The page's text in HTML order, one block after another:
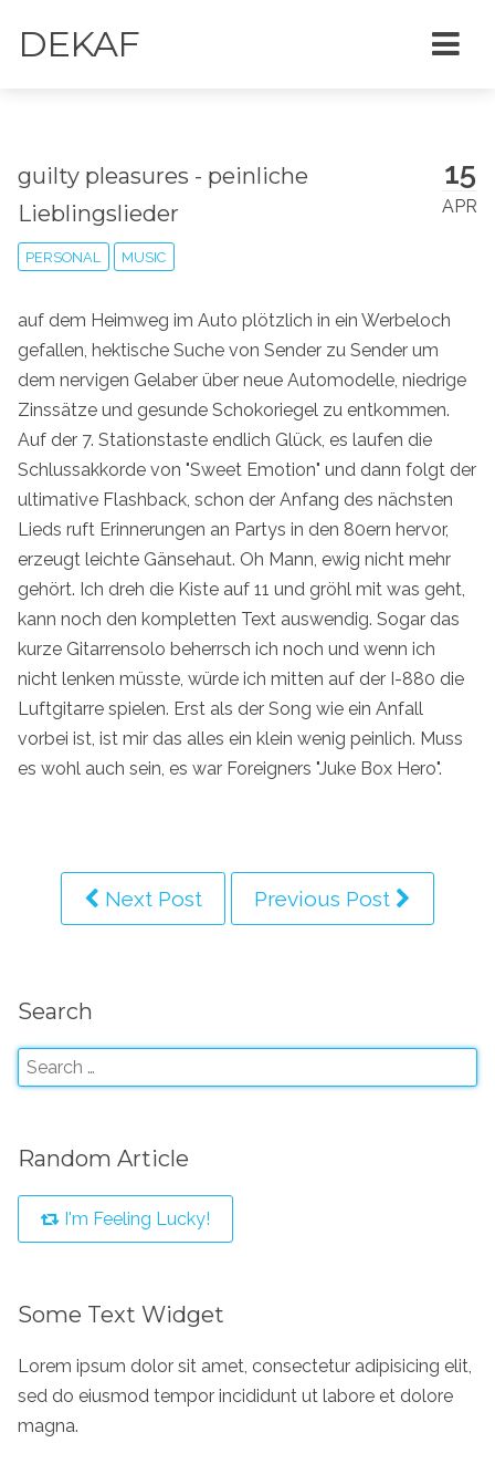
DEKAF
15
APR
guilty pleasures - peinliche
Lieblingslieder
PERSONAL MUSIC
auf dem Heimweg im Auto plötzlich in ein Werbeloch
gefallen, hektische Suche von Sender zu Sender um
dem nervigen Gelaber über neue Automodelle, niedrige
Zinssätze und gesunde Schokoriegel zu entkommen.
Auf der 7. Stationstaste endlich Glück, es laufen die
Schlussakkorde von "Sweet Emotion" und dann folgt der
ultimative Flashback, schon der Anfang des nächsten
Lieds ruft Erinnerungen an Partys in den 80ern hervor,
erzeugt leichte Gänsehaut. Oh Mann, ewig nicht mehr
gehört. Ich dreh die Kiste auf 11 und gröhl mit was geht,
kann noch den kompletten Text auswendig. Sogar das
kurze Gitarrensolo beherrsch ich noch und wenn ich
nicht lenken müsste, würde ich mitten auf der I-880 die
Luftgitarre spielen. Erst als der Song wie ein Anfall
vorbei ist, ist mir das alles ein klein wenig peinlich. Muss
es wohl auch sein, es war Foreigners "Juke Box Hero".
Next Post Previous Post
Search
Random Article
I'm Feeling Lucky!
Some Text Widget
Lorem ipsum dolor sit amet, consectetur adipisicing elit,
sed do eiusmod tempor incididunt ut labore et dolore
magna.